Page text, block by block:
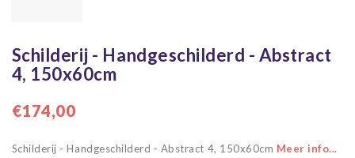
Schilderij - Handgeschilderd - Abstract
4, 150x60cm
€174,00
Schilderij - Handgeschilderd - Abstract 4, 150x60cm Meer info...